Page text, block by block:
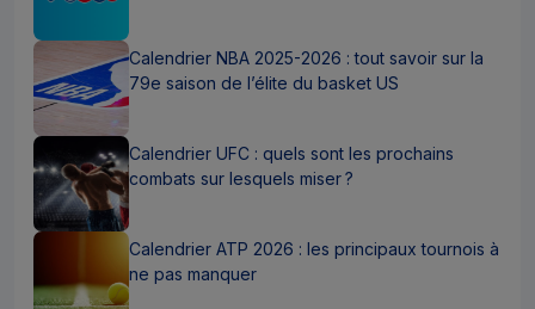
Calendrier NBA 2025-2026 : tout savoir sur la
79e saison de l’élite du basket US
Calendrier UFC : quels sont les prochains
combats sur lesquels miser ?
Calendrier ATP 2026 : les principaux tournois à
ne pas manquer